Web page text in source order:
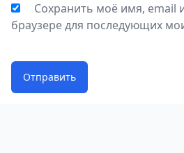
Сохранить моё имя, email
браузере для последующих
Отправить